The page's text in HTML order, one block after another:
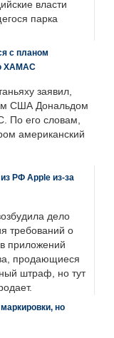
власти
парка
с планом
ХАМАС
заявил,
США Дональдом
По его словам,
американский
РФ Apple из-за
дело
требований о
приложений
продающиеся
штраф, но тут
но